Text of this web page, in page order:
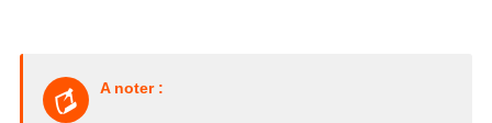
A noter :